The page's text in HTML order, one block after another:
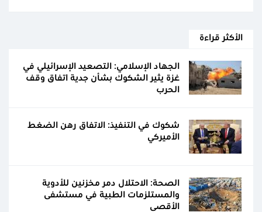
الأكثر قراءة
الجهاد الإسلامي: التصعيد الإسرائيلي في
غزة يثير الشكوك بشأن جدية اتفاق وقف
الحرب
شكوك في التنفيذ: الاتفاق رهن الضغط
الأميركي
الصحة: الاحتلال دمر مخزنين للأدوية
والمستلزمات الطبية في مستشفى
الأقصى